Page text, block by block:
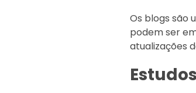
Os blogs são
podem ser
atualizações